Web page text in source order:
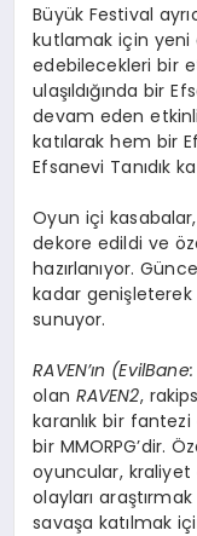
Büyük Festival
kutlamak için yeni
edebilecekleri bir
ulaşıldığında bir
devam eden
katılarak hem bir
Efsanevi Tanıdık
Oyun içi
dekore edildi ve
hazırlanıyor.
kadar genişleterek
sunuyor.
RAVEN’ın
olan RAVEN2,
karanlık bir fantezi
bir MMORPG’dir.
oyuncular,
olayları
savaşa katılmak